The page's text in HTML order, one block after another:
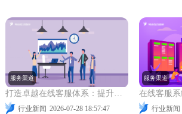
打造卓越在线客服体系：提升客户体验与市场竞争力的关键策略
行业新闻 2026-07-28 18:57:47
服务渠道
行业新闻
服务渠道